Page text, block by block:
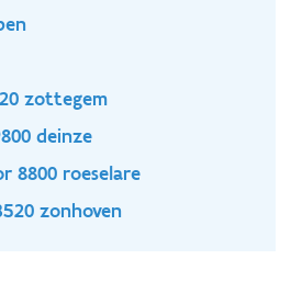
zottegem
deinze
8800 roeselare
zonhoven